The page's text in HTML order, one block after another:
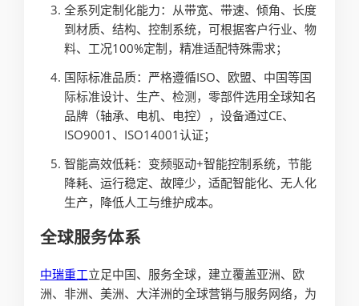
全系列定制化能力：从带宽、带速、倾角、长度
到材质、结构、控制系统，可根据客户行业、物
料、工况100%定制，精准适配特殊需求；
国际标准品质：严格遵循ISO、欧盟、中国等国
际标准设计、生产、检测，零部件选用全球知名
品牌（轴承、电机、电控），设备通过CE、
ISO9001、ISO14001认证；
智能高效低耗：变频驱动+智能控制系统，节能
降耗、运行稳定、故障少，适配智能化、无人化
生产，降低人工与维护成本。
全球服务体系
中瑞重工立足中国、服务全球，建立覆盖亚洲、欧
洲、非洲、美洲、大洋洲的全球营销与服务网络，为